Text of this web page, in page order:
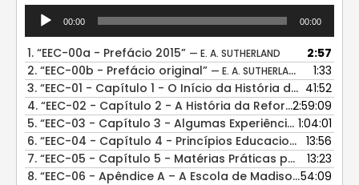
Tocador
áudio
00:00 00:00
1. “EEC-00a - Prefácio 2015” — E. A. SUTHERLAND
2:57
2. “EEC-00b - Prefácio original” — E. A. SUTHERLAND
1:33
3. “EEC-01 - Capítulo 1 - O Início da História da Educação nos Estados Unidos”
41:52
4. “EEC-02 - Capítulo 2 - A História da Reforma Educacional Antes de 1844” 2:59:09
5. “EEC-03 - Capítulo 3 - Algumas Experiências Educacionais dos Adventistas do Sétimo Dia”
1:04:01
6. “EEC-04 - Capítulo 4 - Princípios Educacionais” — E. A.
13:56
7. “EEC-05 - Capítulo 5 - Matérias Práticas para o Currículo”
13:23
8. “EEC-06 - Apêndice A – A Escola de Madison” — E. A.
54:09